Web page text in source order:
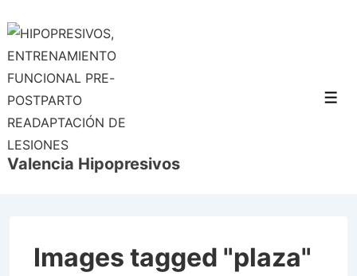
Saltar
al
contenido
principal
Valencia Hipopresivos
Images tagged "plaza"